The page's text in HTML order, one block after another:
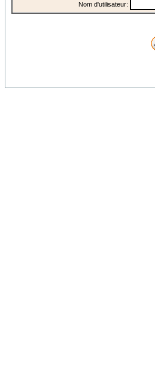
Nom d'utilisateur: